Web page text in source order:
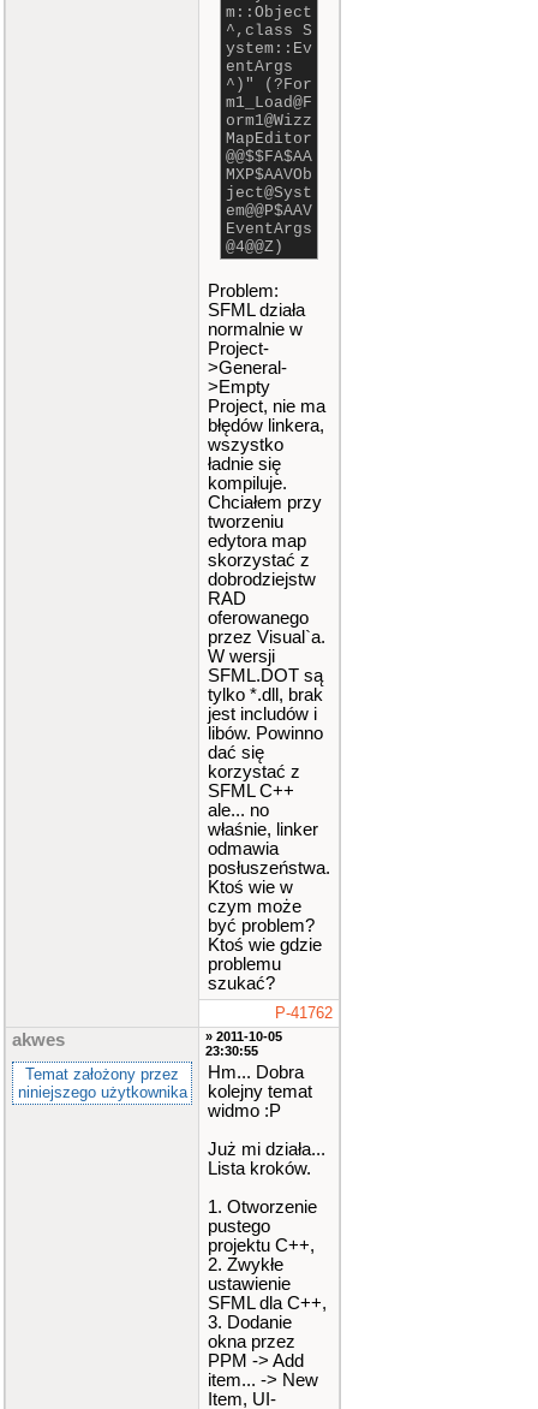
m::Object
^,class S
ystem::Ev
entArgs
^)" (?For
m1_Load@F
orm1@Wizz
MapEditor
@@$$FA$AA
MXP$AAVOb
ject@Syst
em@@P$AAV
EventArgs
@4@@Z)
Problem:
SFML działa
normalnie w
Project-
>General-
>Empty
Project, nie ma
błędów linkera,
wszystko
ładnie się
kompiluje.
Chciałem przy
tworzeniu
edytora map
skorzystać z
dobrodziejstw
RAD
oferowanego
przez Visual`a.
W wersji
SFML.DOT są
tylko *.dll, brak
jest includów i
libów. Powinno
dać się
korzystać z
SFML C++
ale... no
właśnie, linker
odmawia
posłuszeństwa.
Ktoś wie w
czym może
być problem?
Ktoś wie gdzie
problemu
szukać?
P-41762
akwes
Temat założony przez
niniejszego użytkownika
» 2011-10-05
23:30:55
Hm... Dobra
kolejny temat
widmo :P
Już mi działa...
Lista kroków.
1. Otworzenie
pustego
projektu C++,
2. Zwykłe
ustawienie
SFML dla C++,
3. Dodanie
okna przez
PPM -> Add
item... -> New
Item, UI-